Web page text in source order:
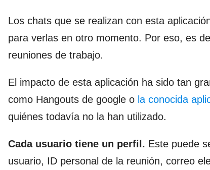
Los chats que se realizan con esta
para verlas en otro momento. Por eso, es
reuniones de trabajo.
El impacto de esta aplicación ha sido tan
como Hangouts de google o la conocida
quiénes todavía no la han utilizado.
Cada usuario tiene un perfil. Este puede
usuario, ID personal de la reunión, correo